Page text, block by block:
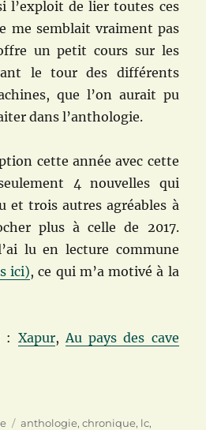
l’exploit de lier toutes ces
me semblait vraiment pas
un petit cours sur les
le tour des différents
que l’on aurait pu
dans l’anthologie.
cette année avec cette
4 nouvelles qui
et trois autres agréables à
plus à celle de 2017.
lu en lecture commune
ici), ce qui m’a motivé à la
: Xapur,Au pays des cave
Étiquettes
anthologie,chronique, lc,